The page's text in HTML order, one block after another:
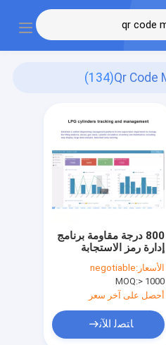
Qr Code
(134)
800 درجة مقاومة برنامج
إدارة رمز الاستجابة
السريعة
الأسعار:negotiable
MOQ:> 1000
أحصل على آخر سعر
ﺎﺘﺼﻟ ﺍﻶﻧ